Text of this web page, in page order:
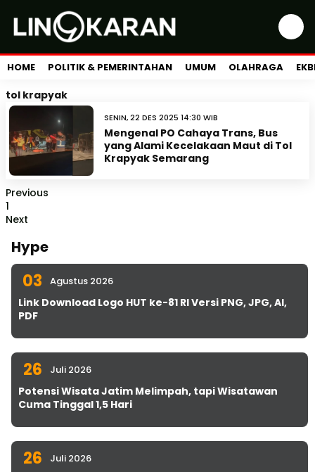
HOME POLITIK & PEMERINTAHAN UMUM OLAHRAGA
tol krapyak
SENIN, 22 DES 2025 14:30 WIB
Mengenal PO Cahaya Trans, Bus
yang Alami Kecelakaan Maut di Tol
Krapyak Semarang
Previous
1
Next
Hype
03 Agustus 2026
Link Download Logo HUT ke-81 RI Versi PNG, JPG, AI,
PDF
26 Juli 2026
Potensi Wisata Jatim Melimpah, tapi Wisatawan
Cuma Tinggal 1,5 Hari
26 Juli 2026